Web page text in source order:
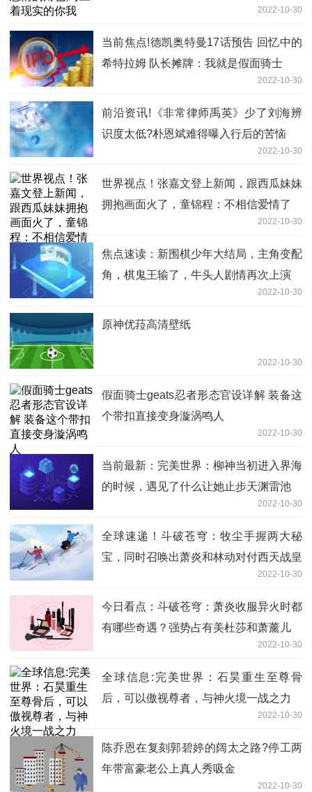
2022-10-30
当前焦点!德凯奥特曼17话预告 回忆中的
希特拉姆 队长摊牌：我就是假面骑士
2022-10-30
前沿资讯!《非常律师禹英》少了刘海辨
识度太低?朴恩斌难得曝入行后的苦恼
2022-10-30
世界视点！张嘉文登上新闻，跟西瓜妹妹
拥抱画面火了，童锦程：不相信爱情了
2022-10-30
焦点速读：新围棋少年大结局，主角变配
角，棋鬼王输了，牛头人剧情再次上演
2022-10-30
原神优菈高清壁纸
2022-10-30
假面骑士geats忍者形态官设详解 装备这
个带扣直接变身漩涡鸣人
2022-10-30
当前最新：完美世界：柳神当初进入界海
的时候，遇见了什么让她止步天渊雷池
2022-10-30
全球速递！斗破苍穹：牧尘手握两大秘
宝，同时召唤出萧炎和林动对付西天战皇
2022-10-30
今日看点：斗破苍穹：萧炎收服异火时都
有哪些奇遇？强势占有美杜莎和萧薰儿
2022-10-30
全球信息:完美世界：石昊重生至尊骨
后，可以傲视尊者，与神火境一战之力
2022-10-30
陈乔恩在复刻郭碧婷的阔太之路?停工两
年带富豪老公上真人秀吸金
2022-10-30